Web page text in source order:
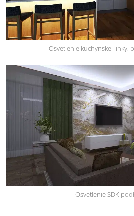
Osvetlenie kuchynskej linky,
Osvetlenie SDK